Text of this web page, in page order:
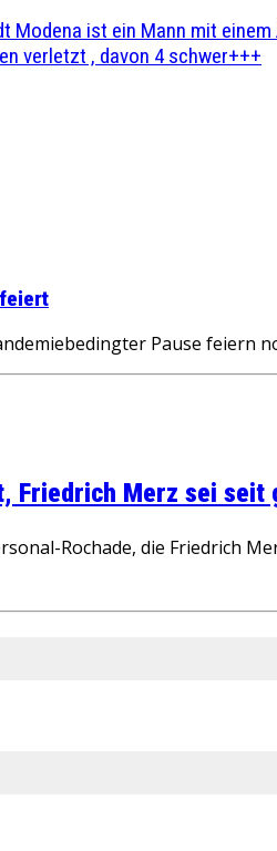
Modena ist ein Mann mit einem
verletzt , davon 4 schwer+++
Pause
Friedrich Merz sei
Rochade, die Friedrich